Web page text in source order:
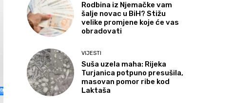
Rodbina iz Njemačke vam
šalje novac u BiH? Stižu
velike promjene koje će vas
obradovati
VIJESTI
Suša uzela maha: Rijeka
Turjanica potpuno presušila,
masovan pomor ribe kod
Laktaša